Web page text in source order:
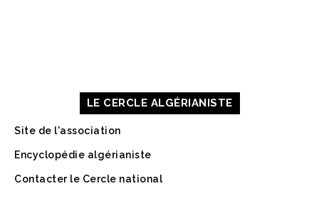
LE CERCLE ALGÉRIANISTE
Site de l'association
Encyclopédie algérianiste
Contacter le Cercle national